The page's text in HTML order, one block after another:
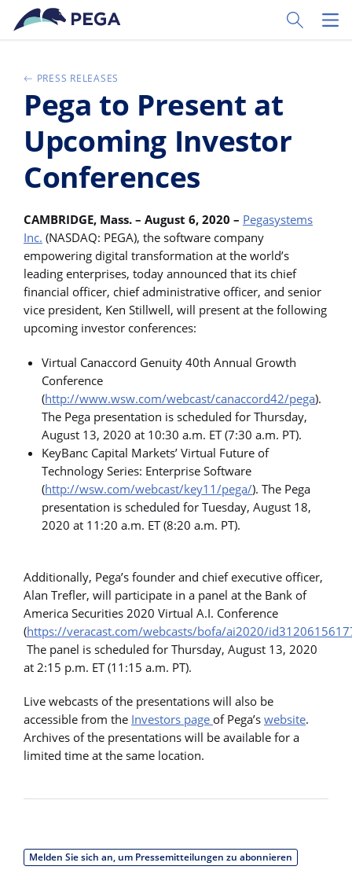
Zum Hauptinhalt wechseln
Toggle
PRESS RELEASES
Pega to Present at
Upcoming Investor
Conferences
CAMBRIDGE, Mass. – August 6, 2020 – Pegasystems
Inc. (NASDAQ: PEGA), the software company
empowering digital transformation at the world’s
leading enterprises, today announced that its chief
financial officer, chief administrative officer, and senior
vice president, Ken Stillwell, will present at the following
upcoming investor conferences:
Virtual Canaccord Genuity 40th Annual Growth
Conference
(http://www.wsw.com/webcast/canaccord42/pega).
The Pega presentation is scheduled for Thursday,
August 13, 2020 at 10:30 a.m. ET (7:30 a.m. PT).
KeyBanc Capital Markets’ Virtual Future of
Technology Series: Enterprise Software
(http://wsw.com/webcast/key11/pega/). The Pega
presentation is scheduled for Tuesday, August 18,
2020 at 11:20 a.m. ET (8:20 a.m. PT).
Additionally, Pega’s founder and chief executive officer,
Alan Trefler, will participate in a panel at the Bank of
America Securities 2020 Virtual A.I. Conference
(https://veracast.com/webcasts/bofa/ai2020/
The panel is scheduled for Thursday, August 13, 2020
at 2:15 p.m. ET (11:15 a.m. PT).
Live webcasts of the presentations will also be
accessible from the Investors page of Pega’s website.
Archives of the presentations will be available for a
limited time at the same location.
Melden Sie sich an, um Pressemitteilungen zu abonnieren